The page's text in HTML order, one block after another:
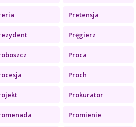
Pretensja
Pręgierz
Proca
Proch
Prokurator
Promienie